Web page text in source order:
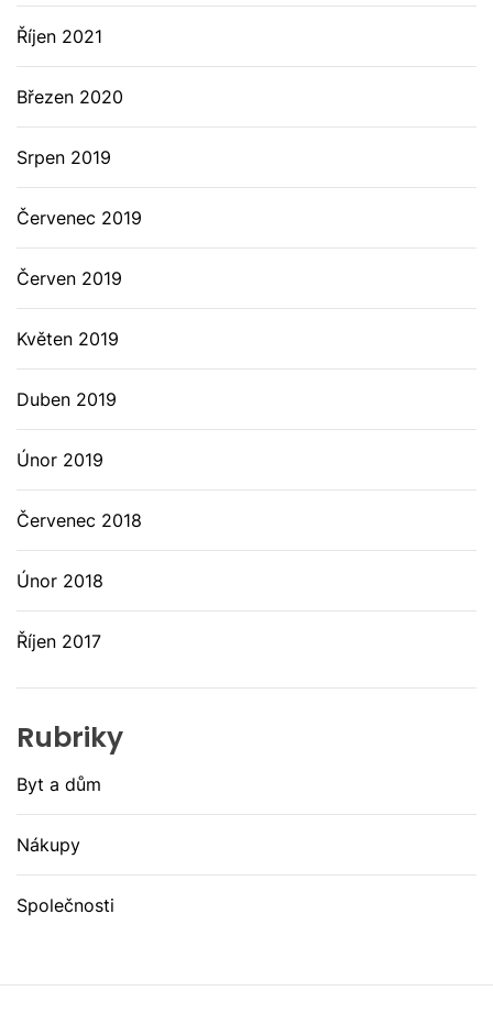
Říjen 2021
Březen 2020
Srpen 2019
Červenec 2019
Červen 2019
Květen 2019
Duben 2019
Únor 2019
Červenec 2018
Únor 2018
Říjen 2017
Rubriky
Byt a dům
Nákupy
Společnosti